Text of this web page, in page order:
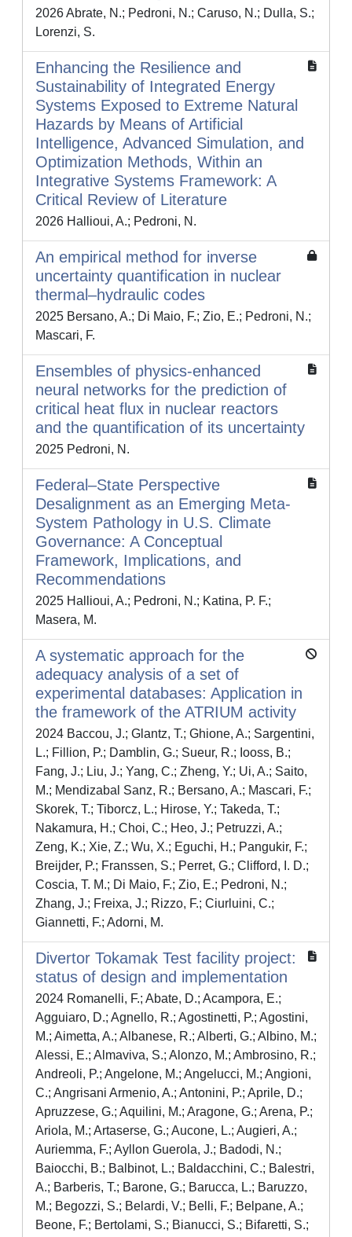
2026 Abrate, N.; Pedroni, N.; Caruso, N.; Dulla, S.;
Lorenzi, S.
Enhancing the Resilience and
Sustainability of Integrated Energy
Systems Exposed to Extreme Natural
Hazards by Means of Artificial
Intelligence, Advanced Simulation, and
Optimization Methods, Within an
Integrative Systems Framework: A
Critical Review of Literature
2026 Hallioui, A.; Pedroni, N.
An empirical method for inverse
uncertainty quantification in nuclear
thermal–hydraulic codes
2025 Bersano, A.; Di Maio, F.; Zio, E.; Pedroni, N.;
Mascari, F.
Ensembles of physics-enhanced
neural networks for the prediction of
critical heat flux in nuclear reactors
and the quantification of its uncertainty
2025 Pedroni, N.
Federal–State Perspective
Desalignment as an Emerging Meta-
System Pathology in U.S. Climate
Governance: A Conceptual
Framework, Implications, and
Recommendations
2025 Hallioui, A.; Pedroni, N.; Katina, P. F.;
Masera, M.
A systematic approach for the
adequacy analysis of a set of
experimental databases: Application in
the framework of the ATRIUM activity
2024 Baccou, J.; Glantz, T.; Ghione, A.; Sargentini,
L.; Fillion, P.; Damblin, G.; Sueur, R.; Iooss, B.;
Fang, J.; Liu, J.; Yang, C.; Zheng, Y.; Ui, A.; Saito,
M.; Mendizabal Sanz, R.; Bersano, A.; Mascari, F.;
Skorek, T.; Tiborcz, L.; Hirose, Y.; Takeda, T.;
Nakamura, H.; Choi, C.; Heo, J.; Petruzzi, A.;
Zeng, K.; Xie, Z.; Wu, X.; Eguchi, H.; Pangukir, F.;
Breijder, P.; Franssen, S.; Perret, G.; Clifford, I. D.;
Coscia, T. M.; Di Maio, F.; Zio, E.; Pedroni, N.;
Zhang, J.; Freixa, J.; Rizzo, F.; Ciurluini, C.;
Giannetti, F.; Adorni, M.
Divertor Tokamak Test facility project:
status of design and implementation
2024 Romanelli, F.; Abate, D.; Acampora, E.;
Agguiaro, D.; Agnello, R.; Agostinetti, P.; Agostini,
M.; Aimetta, A.; Albanese, R.; Alberti, G.; Albino, M.;
Alessi, E.; Almaviva, S.; Alonzo, M.; Ambrosino, R.;
Andreoli, P.; Angelone, M.; Angelucci, M.; Angioni,
C.; Angrisani Armenio, A.; Antonini, P.; Aprile, D.;
Apruzzese, G.; Aquilini, M.; Aragone, G.; Arena, P.;
Ariola, M.; Artaserse, G.; Aucone, L.; Augieri, A.;
Auriemma, F.; Ayllon Guerola, J.; Badodi, N.;
Baiocchi, B.; Balbinot, L.; Baldacchini, C.; Balestri,
A.; Barberis, T.; Barone, G.; Barucca, L.; Baruzzo,
M.; Begozzi, S.; Belardi, V.; Belli, F.; Belpane, A.;
Beone, F.; Bertolami, S.; Bianucci, S.; Bifaretti, S.;